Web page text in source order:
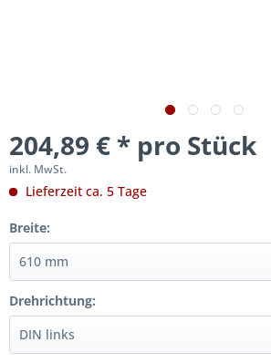
204,89 € * pro Stück
inkl. MwSt.
Lieferzeit ca. 5 Tage
Breite:
Drehrichtung: